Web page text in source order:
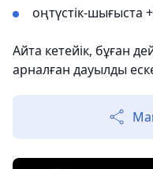
оңтүстік-шығыста
Айта кетейік, бұған
арналған дауылды